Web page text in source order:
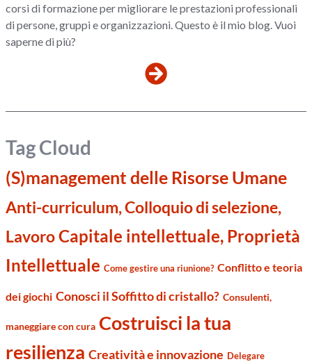
corsi di formazione per migliorare le prestazioni professionali
di persone, gruppi e organizzazioni. Questo è il mio blog. Vuoi
saperne di più?
Tag Cloud
(S)management delle Risorse Umane
Anti-curriculum, Colloquio di selezione,
LavoroCapitale intellettuale, Proprietà
Intellettuale Come gestire una riunione? Conflitto e teoria
dei giochi Conosci il Soffitto di cristallo? Consulenti,
maneggiare con cura Costruisci la tua
resilienza Creatività e innovazione Delegare